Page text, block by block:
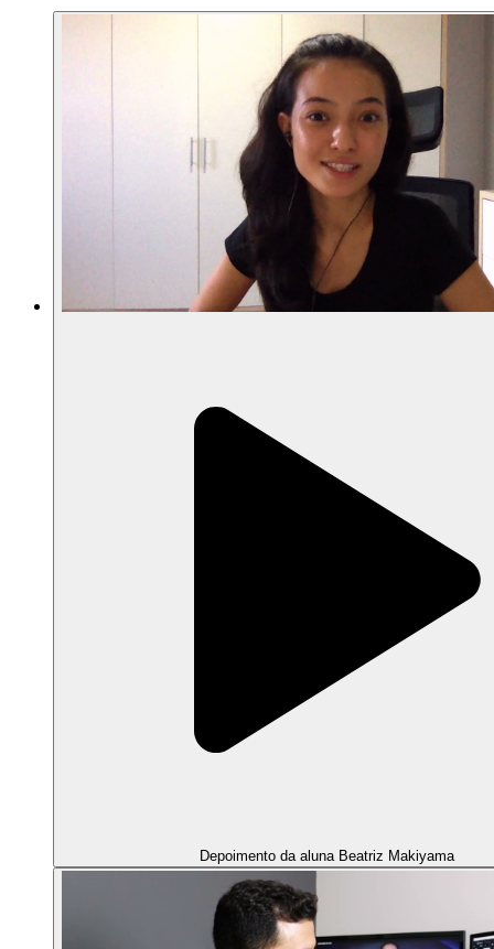
Depoimento da aluna Beatriz Makiyama